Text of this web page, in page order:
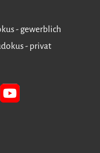
- gewerblich
- privat